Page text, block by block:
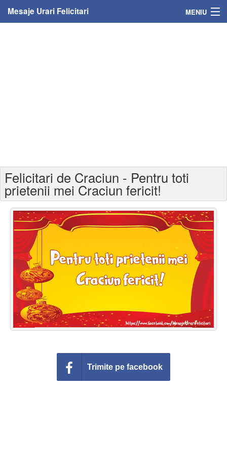
Mesaje Urari Felicitari MENIU
Felicitari varsta
Felicitari zilele anului
Felicitari zile saptamana
Felicitari muzicale
Felicitari muzicale personalizate
Felicitari animate
Invitatii personalizate
Conecteaza-te
Felicitari de Craciun - Pentru toti
prietenii mei Craciun fericit!
Trimite pe facebook